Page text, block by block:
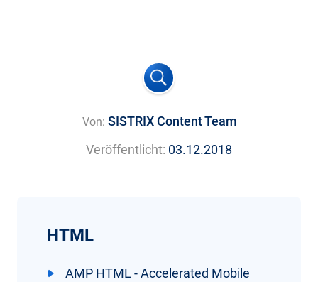
Von: SISTRIX Content Team
Veröffentlicht: 03.12.2018
HTML
AMP HTML - Accelerated Mobile